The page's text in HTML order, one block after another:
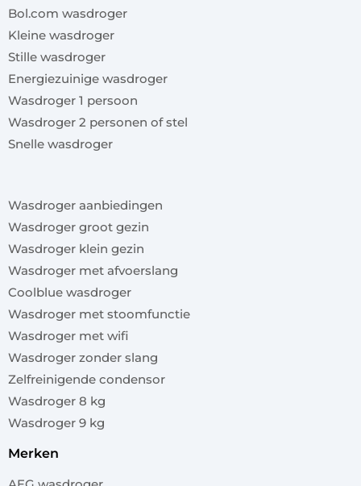
Bol.com wasdroger
Kleine wasdroger
Stille wasdroger
Energiezuinige wasdroger
Wasdroger 1 persoon
Wasdroger 2 personen of stel
Snelle wasdroger
Wasdroger aanbiedingen
Wasdroger groot gezin
Wasdroger klein gezin
Wasdroger met afvoerslang
Coolblue wasdroger
Wasdroger met stoomfunctie
Wasdroger met wifi
Wasdroger zonder slang
Zelfreinigende condensor
Wasdroger 8 kg
Wasdroger 9 kg
merken